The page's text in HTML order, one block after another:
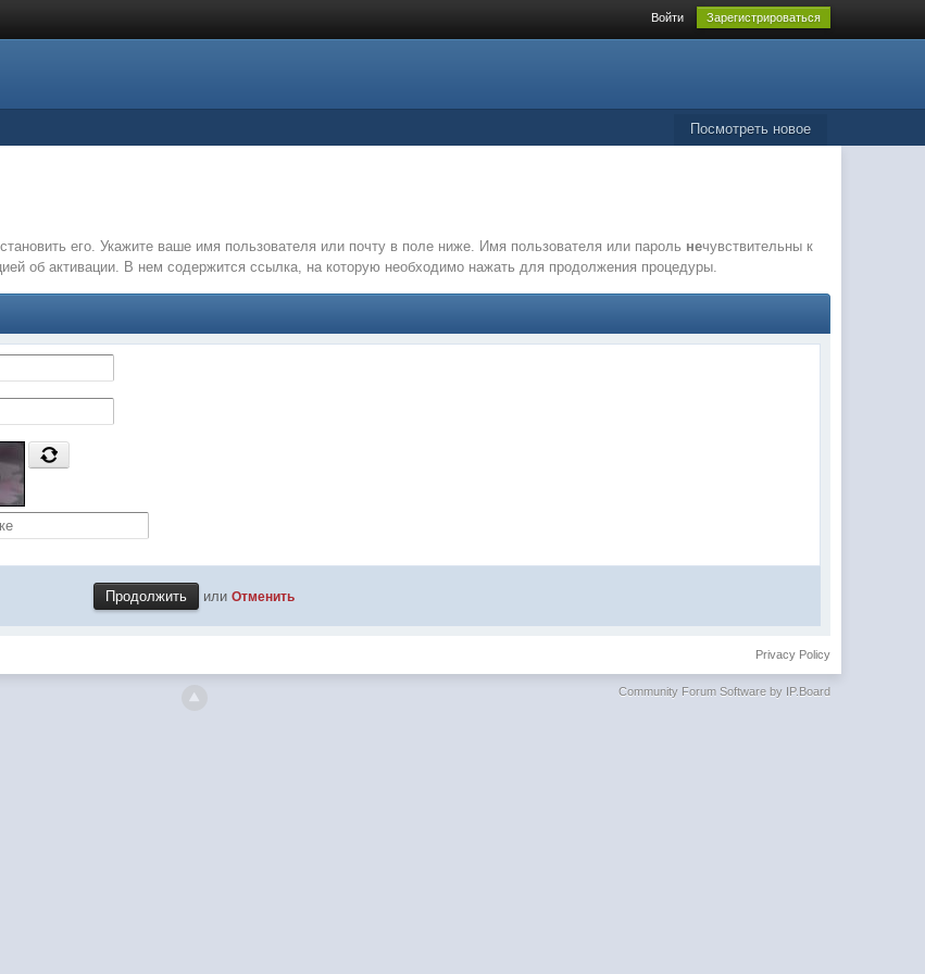
Войти Зарегистрироваться
Посмотреть новое
его. Укажите ваше имя пользователя или почту в поле ниже. Имя пользователя или пароль нечувствительны к
об активации. В нем содержится ссылка, на которую необходимо нажать для продолжения процедуры.
илиОтменить
Privacy Policy
Community Forum Software by IP.Board